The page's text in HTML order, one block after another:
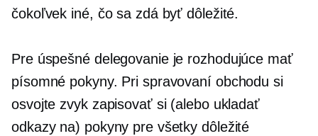
čokoľvek iné, čo sa zdá byť dôležité.
Pre úspešné delegovanie je rozhodujúce mať
písomné pokyny. Pri spravovaní obchodu si
osvojte zvyk zapisovať si (alebo ukladať
odkazy na) pokyny pre všetky dôležité